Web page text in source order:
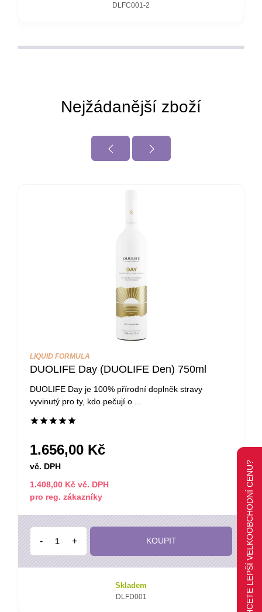
DLFDAN001
Nejžádanější zboží
KOSMETIKA DUOLIFE
Collagen Face Mask 50 ml
Collagen Face Mask je regenerační pleťová maska
pro použití na noc. Má ...
1.371,00 Kč
vč. DPH
1.166,00 Kč vč. DPH
pro reg. zákazníky
- + KOUPIT
Skladem
CLFM50ML CHCETE LEPŠÍ VELKOOBCHODNÍ CENU?